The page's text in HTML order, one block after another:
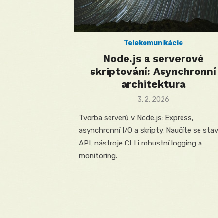
Telekomunikácie
Node.js a serverové
skriptování: Asynchronní
architektura
Posted
3. 2. 2026
Tvorba serverů v Node.js: Express,
asynchronní I/O a skripty. Naučíte se
API, nástroje CLI i robustní logging a
monitoring.